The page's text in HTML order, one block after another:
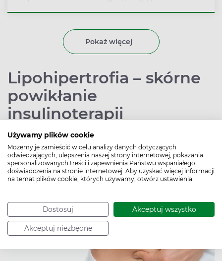
Używamy plików cookie
Możemy je zamieścić w celu analizy danych dotyczących
odwiedzających, ulepszenia naszej strony internetowej, pokazania
spersonalizowanych treści i zapewnienia Państwu wspaniałego
doświadczenia na stronie internetowej. Aby uzyskać więcej informacji
na temat plików cookie, których używamy, otwórz ustawienia.
Dostosuj Akceptuj wszystko
Akceptuj niezbędne
cukrzycy ciążowej lub cukrzycy typu 2, by określić
poziom tolerancji glukozy. Jak się przygotować do
badania? Jakie są normy i jak interpretować wyniki
Pokaż więcej
Lipohipertrofia – skórne
powikłanie
insulinoterapii
Autor: Marta Słowińska